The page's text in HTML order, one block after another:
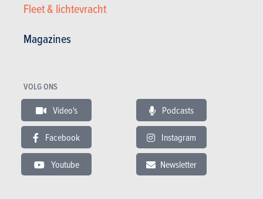
Fleet & lichtevracht
Magazines
VOLG ONS
Video's Podcasts
Facebook Instagram
Youtube Newsletter
origineel is. Beter goed gepikt dan slecht uitgevonden, zeker?
Hoe het ook zij, binnen die 3,62 meter lange, 1,65 meter brede
en 1,58 meter hoge contouren heeft Leapmotor wel behoorlijk
wat binnenruimte weten creëren. En dat hebben de Chinezen
echt wel zelf gedaan (denken we toch).
InterieurLeapmotor T03